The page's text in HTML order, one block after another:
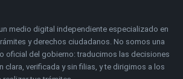
medio digital independiente especializado en
y derechos ciudadanos. No somos una
oficial del gobierno: traducimos las decisiones
clara, verificada y sin filias, y te dirigimos a los